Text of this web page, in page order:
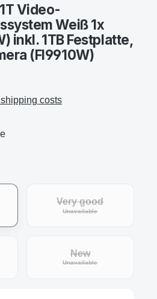
Video-
Weiß 1x
inkl. 1TB Festplatte,
(FI9910W)
costs
is currently unavailable.)
Very good
Unavailable(This option is
is currently unavailable.)
New
Unavailable(This option is